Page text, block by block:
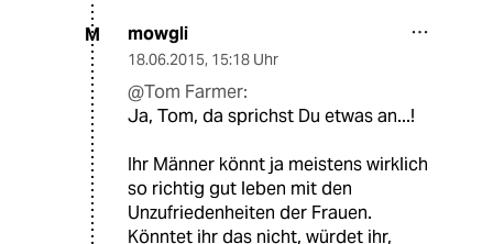
M mowgli
18.06.2015, 15:18 Uhr
@Tom Farmer:
Ja, Tom, da sprichst Du etwas an...!
Ihr Männer könnt ja meistens wirklich
so richtig gut leben mit den
Unzufriedenheiten der Frauen.
Könntet ihr das nicht, würdet ihr,